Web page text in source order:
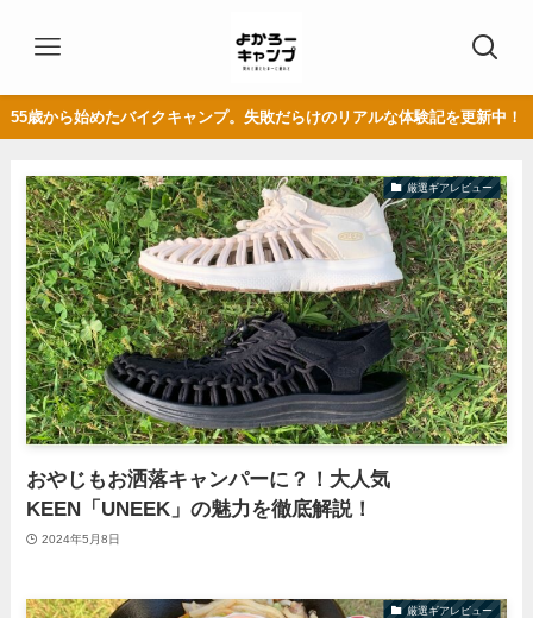
55歳から始めたバイクキャンプ。失敗だらけのリアルな体験記を更新中！
厳選ギアレビュー
おやじもお洒落キャンパーに？！大人気
KEEN「UNEEK」の魅力を徹底解説！
2024年5月8日
厳選ギアレビュー